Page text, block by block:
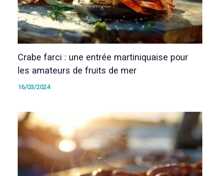
Crabe farci : une entrée martiniquaise pour
les amateurs de fruits de mer
16/03/2024